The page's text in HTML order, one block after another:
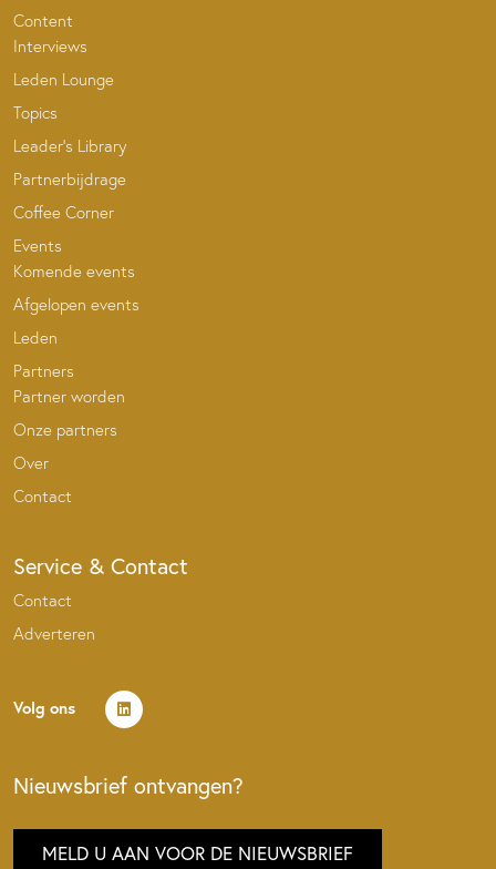
Content
Interviews
Leden Lounge
Topics
Leader’s Library
Partnerbijdrage
Coffee Corner
Events
Komende events
Afgelopen events
Leden
Partners
Partner worden
Onze partners
Over
Contact
Service & Contact
Contact
Adverteren
Volg ons
Nieuwsbrief ontvangen?
MELD U AAN VOOR DE NIEUWSBRIEF